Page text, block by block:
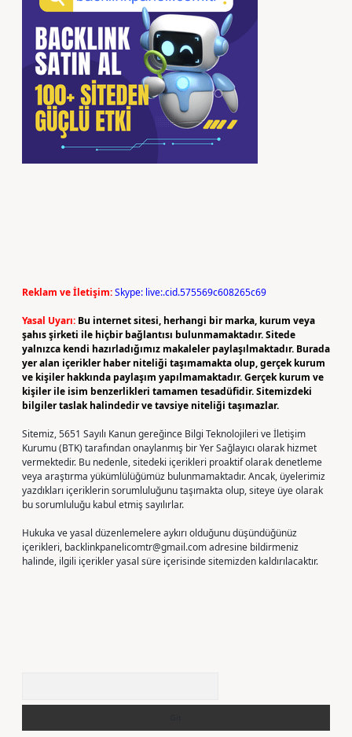
Reklam ve İletişim:Skype: live:.cid.575569c608265c69
Yasal Uyarı: Bu internet sitesi, herhangi bir marka, kurum veya
şahıs şirketi ile hiçbir bağlantısı bulunmamaktadır. Sitede
yalnızca kendi hazırladığımız makaleler paylaşılmaktadır. Burada
yer alan içerikler haber niteliği taşımamakta olup, gerçek kurum
ve kişiler hakkında paylaşım yapılmamaktadır. Gerçek kurum ve
kişiler ile isim benzerlikleri tamamen tesadüfidir. Sitemizdeki
bilgiler taslak halindedir ve tavsiye niteliği taşımazlar.
Sitemiz, 5651 Sayılı Kanun gereğince Bilgi Teknolojileri ve İletişim
Kurumu (BTK) tarafından onaylanmış bir Yer Sağlayıcı olarak hizmet
vermektedir. Bu nedenle, sitedeki içerikleri proaktif olarak denetleme
veya araştırma yükümlülüğümüz bulunmamaktadır. Ancak, üyelerimiz
yazdıkları içeriklerin sorumluluğunu taşımakta olup, siteye üye olarak
bu sorumluluğu kabul etmiş sayılırlar.
Hukuka ve yasal düzenlemelere aykırı olduğunu düşündüğünüz
içerikleri, backlinkpanelicomtr@gmail.comadresine bildirmeniz
halinde, ilgili içerikler yasal süre içerisinde sitemizden kaldırılacaktır.